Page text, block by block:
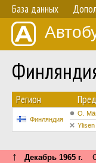
База данных
Регион
Финляндия
O.
↑ Декабрь 1965 г.